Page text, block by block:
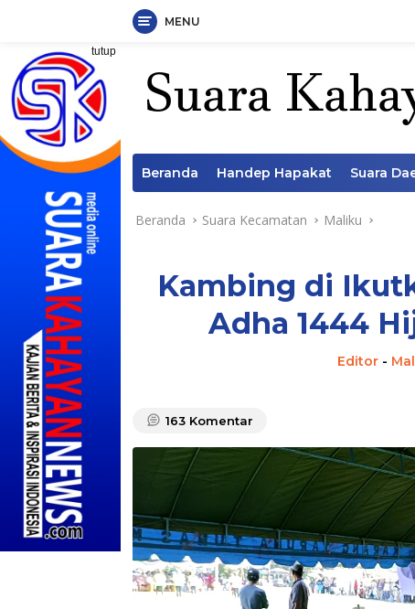
Langsung
konten
MENU
tutup
Beranda Handep Hapakat Suara
Beranda Suara Kecamatan Maliku
Kambing di
Adha 1444
Editor -
163 Komentar